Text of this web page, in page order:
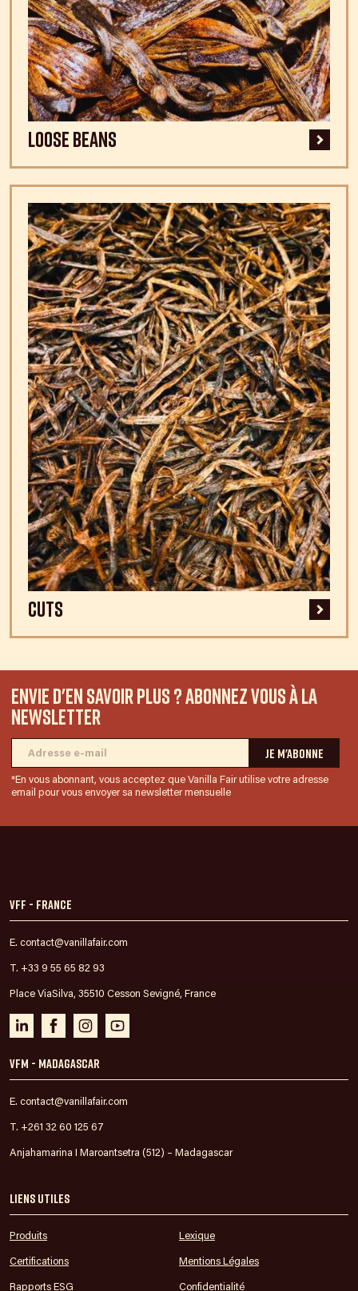
Loose beans
Cuts
Envie d'en savoir plus ? Abonnez vous à la
newsletter
*En vous abonnant, vous acceptez que Vanilla Fair utilise votre adresse
email pour vous envoyer sa newsletter mensuelle
VFF - France
E. contact@vanillafair.com
T. +33 9 55 65 82 93
Place ViaSilva, 35510 Cesson Sevigné, France
VFM - Madagascar
E. contact@vanillafair.com
T. +261 32 60 125 67
Anjahamarina I Maroantsetra (512) – Madagascar
Liens utiles
Produits Lexique
Certifications Mentions Légales
Rapports ESG Confidentialité